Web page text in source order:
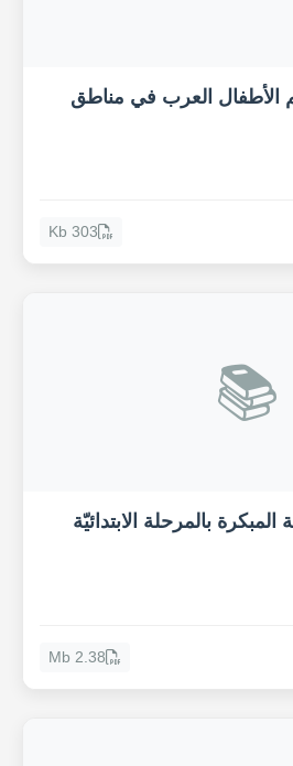
الأطفال العرب في مناطق
303 Kb
📚
بالمرحلة الابتدائيّة
2.38 Mb